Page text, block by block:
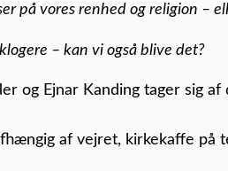
på vores renhed og religion –
– kan vi også blive det?
og Ejnar Kanding tager sig af
af vejret, kirkekaffe på